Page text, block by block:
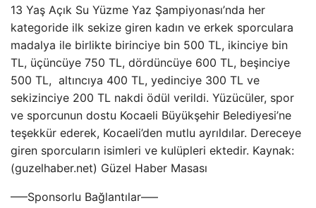
13 Yaş Açık Su Yüzme Yaz Şampiyonası’nda her
kategoride ilk sekize giren kadın ve erkek sporculara
madalya ile birlikte birinciye bin 500 TL, ikinciye bin
TL, üçüncüye 750 TL, dördüncüye 600 TL, beşinciye
500 TL, altıncıya 400 TL, yedinciye 300 TL ve
sekizinciye 200 TL nakdi ödül verildi. Yüzücüler, spor
ve sporcunun dostu Kocaeli Büyükşehir Belediyesi’ne
teşekkür ederek, Kocaeli’den mutlu ayrıldılar. Dereceye
giren sporcuların isimleri ve kulüpleri ektedir. Kaynak:
(guzelhaber.net) Güzel Haber Masası
—–Sponsorlu Bağlantılar—–